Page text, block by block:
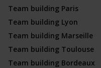
Team building Paris
Team building Lyon
Team building Marseille
Team building Toulouse
Team building Bordeaux